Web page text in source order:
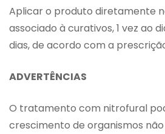
Aplicar o produto diretamente
associado à curativos, 1 vez ao
dias, de acordo com a
ADVERTÊNCIAS
O tratamento com nitrofural
crescimento de organismos